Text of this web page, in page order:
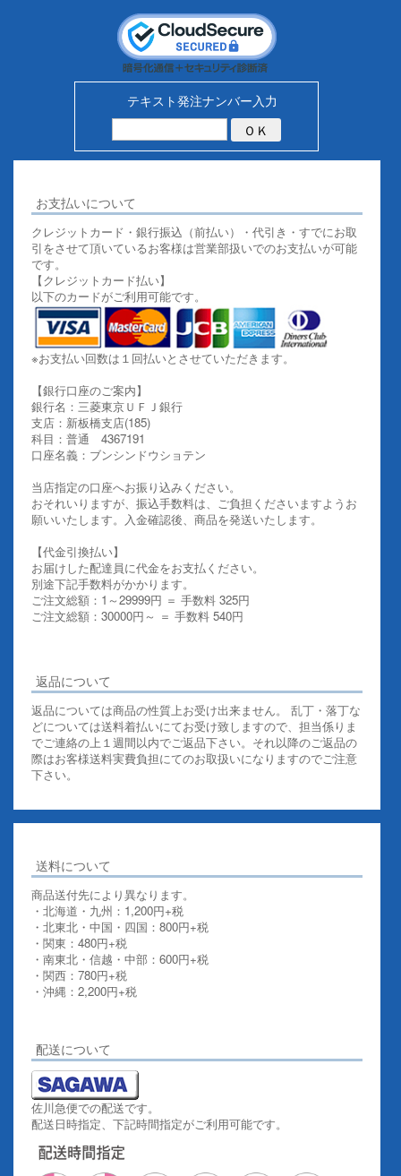
テキスト発注ナンバー入力
お支払いについて
クレジットカード・銀行振込（前払い）・代引き・すでにお取
引をさせて頂いているお客様は営業部扱いでのお支払いが可能
です。
【クレジットカード払い】
以下のカードがご利用可能です。
※お支払い回数は１回払いとさせていただきます。
【銀行口座のご案内】
銀行名：三菱東京ＵＦＪ銀行
支店：新板橋支店(185)
科目：普通 4367191
口座名義：ブンシンドウショテン
当店指定の口座へお振り込みください。
おそれいりますが、振込手数料は、ご負担くださいますようお
願いいたします。入金確認後、商品を発送いたします。
【代金引換払い】
お届けした配達員に代金をお支払ください。
別途下記手数料がかかります。
ご注文総額：1～29999円 ＝ 手数料 325円
ご注文総額：30000円～ ＝ 手数料 540円
返品について
返品については商品の性質上お受け出来ません。 乱丁・落丁な
どについては送料着払いにてお受け致しますので、担当係りま
でご連絡の上１週間以内でご返品下さい。それ以降のご返品の
際はお客様送料実費負担にてのお取扱いになりますのでご注意
下さい。
送料について
商品送付先により異なります。
・北海道・九州：1,200円+税
・北東北・中国・四国：800円+税
・関東：480円+税
・南東北・信越・中部：600円+税
・関西：780円+税
・沖縄：2,200円+税
配送について
佐川急便での配送です。
配送日時指定、下記時間指定がご利用可能です。